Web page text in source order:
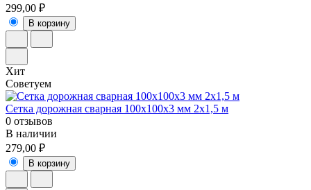
299,00 ₽
В корзину
Хит
Советуем
Сетка дорожная сварная 100х100х3 мм 2х1,5 м
0 отзывов
В наличии
279,00 ₽
В корзину